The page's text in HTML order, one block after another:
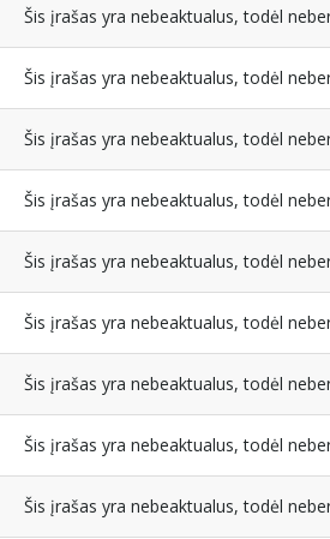
Šis įrašas yra nebeaktualus, todėl
Šis įrašas yra nebeaktualus, todėl
Šis įrašas yra nebeaktualus, todėl
Šis įrašas yra nebeaktualus, todėl
Šis įrašas yra nebeaktualus, todėl
Šis įrašas yra nebeaktualus, todėl
Šis įrašas yra nebeaktualus, todėl
Šis įrašas yra nebeaktualus, todėl
Šis įrašas yra nebeaktualus, todėl